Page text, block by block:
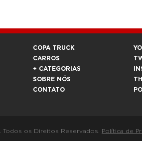
COPA TRUCK
CARROS
+ CATEGORIAS
SOBRE NÓS
CONTATO
Todos os Direitos Reservados. Política de